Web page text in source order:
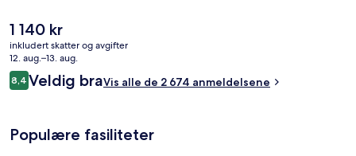
beliggenheten får mye skryt fra andre reisende.
Den
nåværende
prisen
er
1 140 kr
1 140 kr
inkludert skatter og avgifter
12. aug.–13. aug.
Anmeldelser
8,48,4 av 10 –
Veldig braVis alle de 2 674 anmeldelsene
Populære fasiliteter